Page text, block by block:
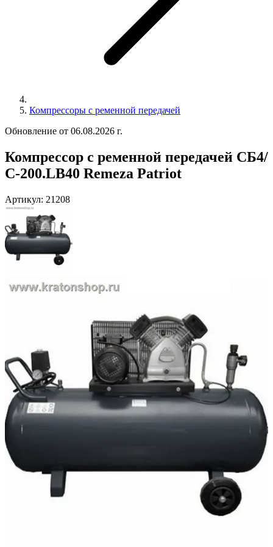
Компрессоры с ременной передачей
Обновление от 06.08.2026 г.
Компрессор с ременной передачей СБ4/
С-200.LB40 Remeza Patriot
Артикул: 21208